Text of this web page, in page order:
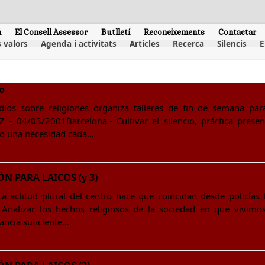
El Consell Assessor Butlletí Reconeixements Contactar
valors Agenda i activitats Articles Recerca Silencis
sobre religiones organiza talleres de fin de semana
- 04/03/2001Barcelona.- Cultivar el silencio, práctica
una necesidad cada…
PARA LAICOS (y 3)
actitud plural del centro hace que coincidan desde policías
los hechos religiosos de la sociedad en que
suficiente…